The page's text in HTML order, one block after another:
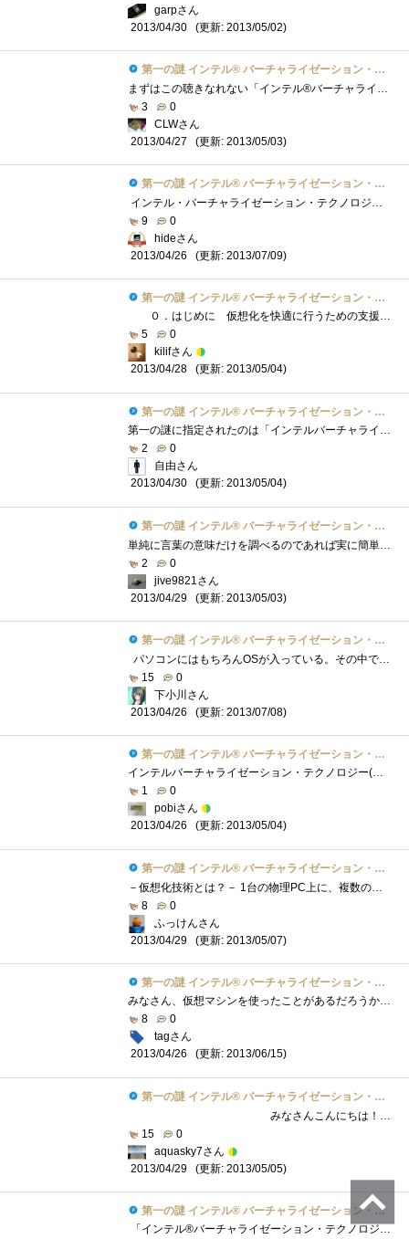
garpさん
2013/04/30
(更新: 2013/05/02)
第一の謎 インテル® バーチャライゼーション・テクノロジーとは？
まずはこの聴きなれない「インテル®バーチャライゼーション・テクノロジー」についてWebを駆使して調べてみました。※以下VTと省略以下の文章�...
3
0
CLWさん
2013/04/27
(更新: 2013/05/03)
第一の謎 インテル® バーチャライゼーション・テクノロジーとは？
インテル・バーチャライゼーション・テクノロジーとは、x64プロセッサー向けのインテルのCPＵである Xeon、i7、i5、Centrino、Core2Duoなどで使用さ�...
9
0
hideさん
2013/04/26
(更新: 2013/07/09)
第一の謎 インテル® バーチャライゼーション・テクノロジーとは？
０．はじめに 仮想化を快適に行うための支援機能と書きましたが、仮想化とは一つの物理マシンで複数のOSを走らせるということです。具体...
5
0
kilifさん
2013/04/28
(更新: 2013/05/04)
第一の謎 インテル® バーチャライゼーション・テクノロジーとは？
第一の謎に指定されたのは「インテルバーチャライゼーション・テクノロジー」である。インテルの公式HPによる解説を熟読しましたが、チンプン...
2
0
自由さん
2013/04/30
(更新: 2013/05/04)
第一の謎 インテル® バーチャライゼーション・テクノロジーとは？
単純に言葉の意味だけを調べるのであれば実に簡単です。インターネットの検索エンジンでこの言葉を調べればすぐに解説にたどり着くことが出�...
2
0
jive9821さん
2013/04/29
(更新: 2013/05/03)
第一の謎 インテル® バーチャライゼーション・テクノロジーとは？
パソコンにはもちろんOSが入っている。その中で更にOSを入れ子として動かすのがいわゆる「仮想PC」。その名の通りOS上でもう一つのパソコン�...
15
0
下小川さん
2013/04/26
(更新: 2013/07/08)
第一の謎 インテル® バーチャライゼーション・テクノロジーとは？
インテルバーチャライゼーション・テクノロジー(以下VT)とは仮想化支援機能のことである。そもそも仮想化とは何かというとコンピュータ資源（C...
1
0
pobiさん
2013/04/26
(更新: 2013/05/04)
第一の謎 インテル® バーチャライゼーション・テクノロジーとは？
－仮想化技術とは？－ 1台の物理PC上に、複数の仮想的なPC（仮想マシン）をソフト的に構築する技術であり、サーバー等を中心に導入が進んでい�...
8
0
ふっけんさん
2013/04/29
(更新: 2013/05/07)
第一の謎 インテル® バーチャライゼーション・テクノロジーとは？
みなさん、仮想マシンを使ったことがあるだろうか。 もちろん使ったことないって人もいると思うが、ちょっとパソコンが使える人で、いろいろ...
8
0
tagさん
2013/04/26
(更新: 2013/06/15)
第一の謎 インテル® バーチャライゼーション・テクノロジーとは？
みなさんこんにちは！ご観覧ありがとうございます！今回は、「『インテル(R)Core(TM)vPro(TM)プロセッサー・ファミリー�...
15
0
aquasky7さん
2013/04/29
(更新: 2013/05/05)
第一の謎 インテル® バーチャライゼーション・テクノロジーとは？
「インテル®バーチャライゼーション・テクノロジー」とは！？・CPU，チップセット，BIOS，すべてのレベルで仮想化をハードウエアとして支援・...